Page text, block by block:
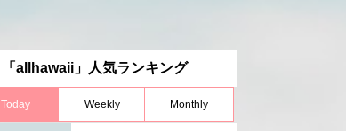
「allhawaii」人気ランキング
Today Weekly Monthly